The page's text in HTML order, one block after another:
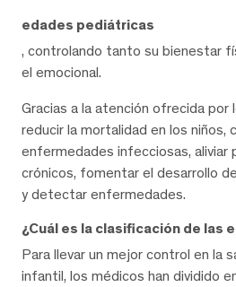
edades pediátricas
, controlando tanto su bienestar
el emocional.
Gracias a la atención ofrecida por
reducir la mortalidad en los niños,
enfermedades infecciosas, aliviar
crónicos, fomentar el desarrollo
y detectar enfermedades.
¿Cuál es la clasificación de las
Para llevar un mejor control en la
infantil, los médicos han dividido